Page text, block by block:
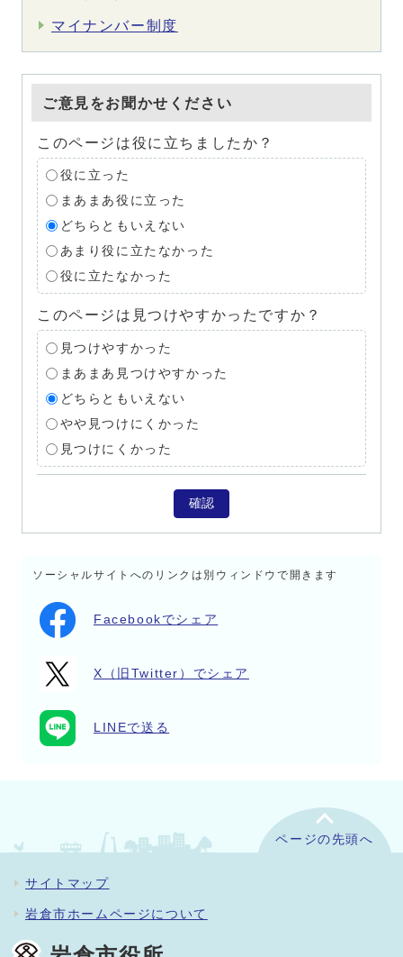
マイナンバー制度
ご意見をお聞かせください
このページは役に立ちましたか？
役に立った
まあまあ役に立った
どちらともいえない
あまり役に立たなかった
役に立たなかった
このページは見つけやすかったですか？
見つけやすかった
まあまあ見つけやすかった
どちらともいえない
やや見つけにくかった
見つけにくかった
確認
ソーシャルサイトへのリンクは別ウィンドウで開きます
Facebookでシェア
X（旧Twitter）でシェア
LINEで送る
ページの先頭へ
サイトマップ
岩倉市ホームページについて